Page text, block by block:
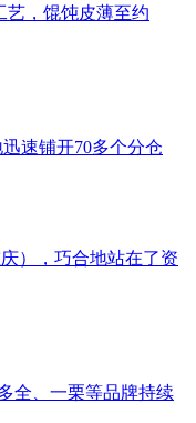
艺，馄饨皮薄至约
速铺开70多个分仓
），巧合地站在了资
全、一栗等品牌持续